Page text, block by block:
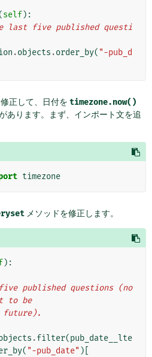
self):
last five published questi
.objects .order_by( "-pub_d
正して、日付を timezone.now()
あります。まず、インポート文を追
timezone
メソッドを修正します。
):
to be
future).
.filter(pub_date__lte
( "-pub_date" )[